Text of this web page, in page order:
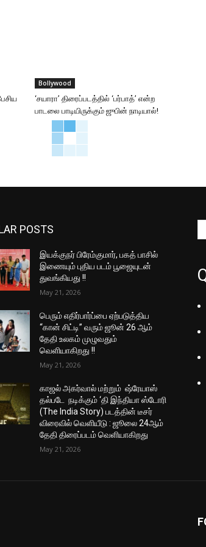
Bollywood
‘சயாரா’ திரைப்படத்தில் ‘பர்பாத்’ என்ற
பாடலை பாடியிருக்கும் ஜுபின் நாடியால்!
POSTS
இயக்குநர் பிரேம்குமார், பகத் பாசில்
இணையும் புதிய படம் பூஜையுடன்
துவங்கியது !!
May 21, 2026
பெரும் எதிர்பார்ப்பை ஏற்படுத்திய
“கான் சிட்டி” வரும் ஜூன் 26 ஆம்
தேதி உலகம் முழுவதும்
வெளியாகிறது !!
May 21, 2026
காஜல் அகர்வால் மற்றும் ஷ்ரேயாஸ்
தல்படே நடிக்கும் ‘தி இந்தியா ஸ்டோரி
(The India Story) படத்தின் டீசர்
விரைவில் வெளியீடு : ஜூலை 24ஆம்
தேதி திரைப்படம் வெளியாகிறது
May 21, 2026